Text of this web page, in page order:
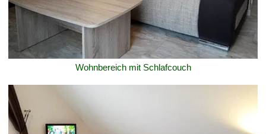
Wohnbereich mit Schlafcouch